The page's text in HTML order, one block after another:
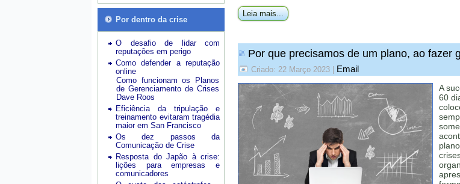
Por dentro da crise
O desafio de lidar com
reputações em perigo
Como defender a reputação
online
Como funcionam os Planos
de Gerenciamento de Crises
Dave Roos
Eficiência da tripulação e
treinamento evitaram tragédia
maior em San Francisco
Os dez passos da
Comunicação de Crise
Resposta do Japão à crise:
lições para empresas e
comunicadores
Leia mais...
Por que precisamos de um plano, ao fazer
Criado: 22 Março 2023 Email
A
60